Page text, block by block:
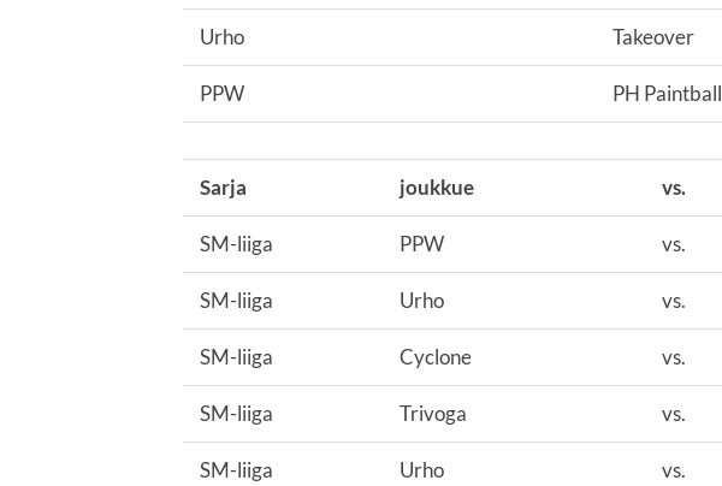
Urho Takeover
PPW PH Paintball
Sarja joukkue vs.
SM-liiga PPW vs.
SM-liiga Urho vs.
SM-liiga Cyclone vs.
SM-liiga Trivoga vs.
SM-liiga Urho vs.